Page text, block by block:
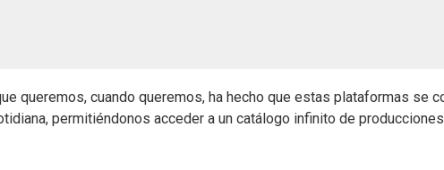
queremos, cuando queremos, ha hecho que estas plataformas se
permitiéndonos acceder a un catálogo infinito de